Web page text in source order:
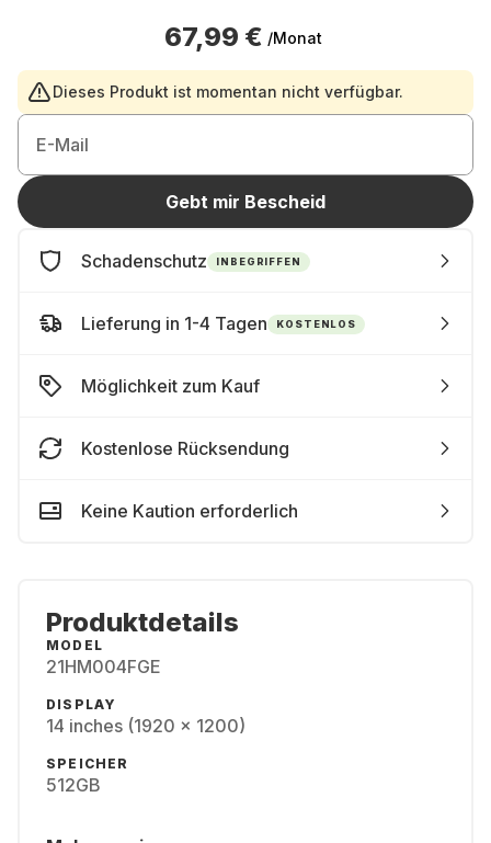
67,99 € /Monat
Dieses Produkt ist momentan nicht verfügbar.
E-Mail
Gebt mir Bescheid
Schadenschutz INBEGRIFFEN
Lieferung in 1-4 Tagen KOSTENLOS
Möglichkeit zum Kauf
Kostenlose Rücksendung
Keine Kaution erforderlich
Produktdetails
MODEL
21HM004FGE
DISPLAY
14 inches (1920 x 1200)
SPEICHER
512GB